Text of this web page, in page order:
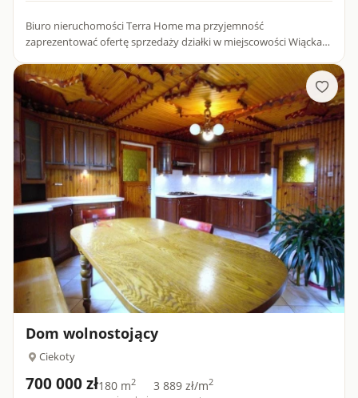
Biuro nieruchomości Terra Home ma przyjemność
zaprezentować ofertę sprzedaży działki w miejscowości Wiącka
możliwością przeksz...
Dom wolnostojący
Ciekoty
700 000 zł180 m2 3 889 zł/m2